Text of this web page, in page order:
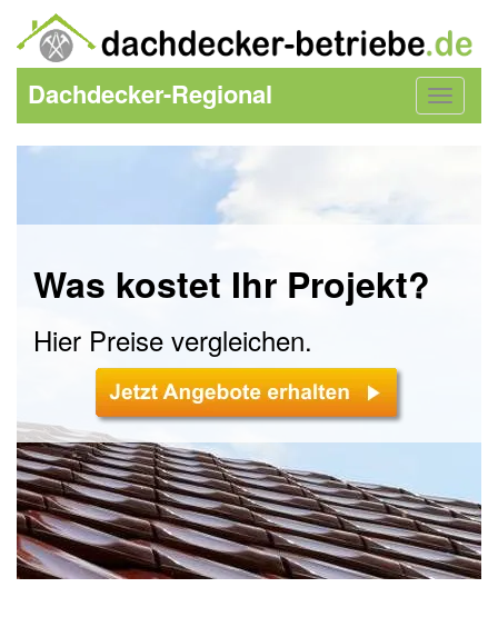
Toggle
Dachdecker-Regional
Was kostet Ihr Projekt?
Hier Preise vergleichen.